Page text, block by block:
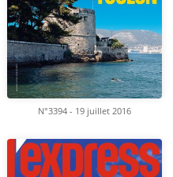
N°3394 - 19 juillet 2016